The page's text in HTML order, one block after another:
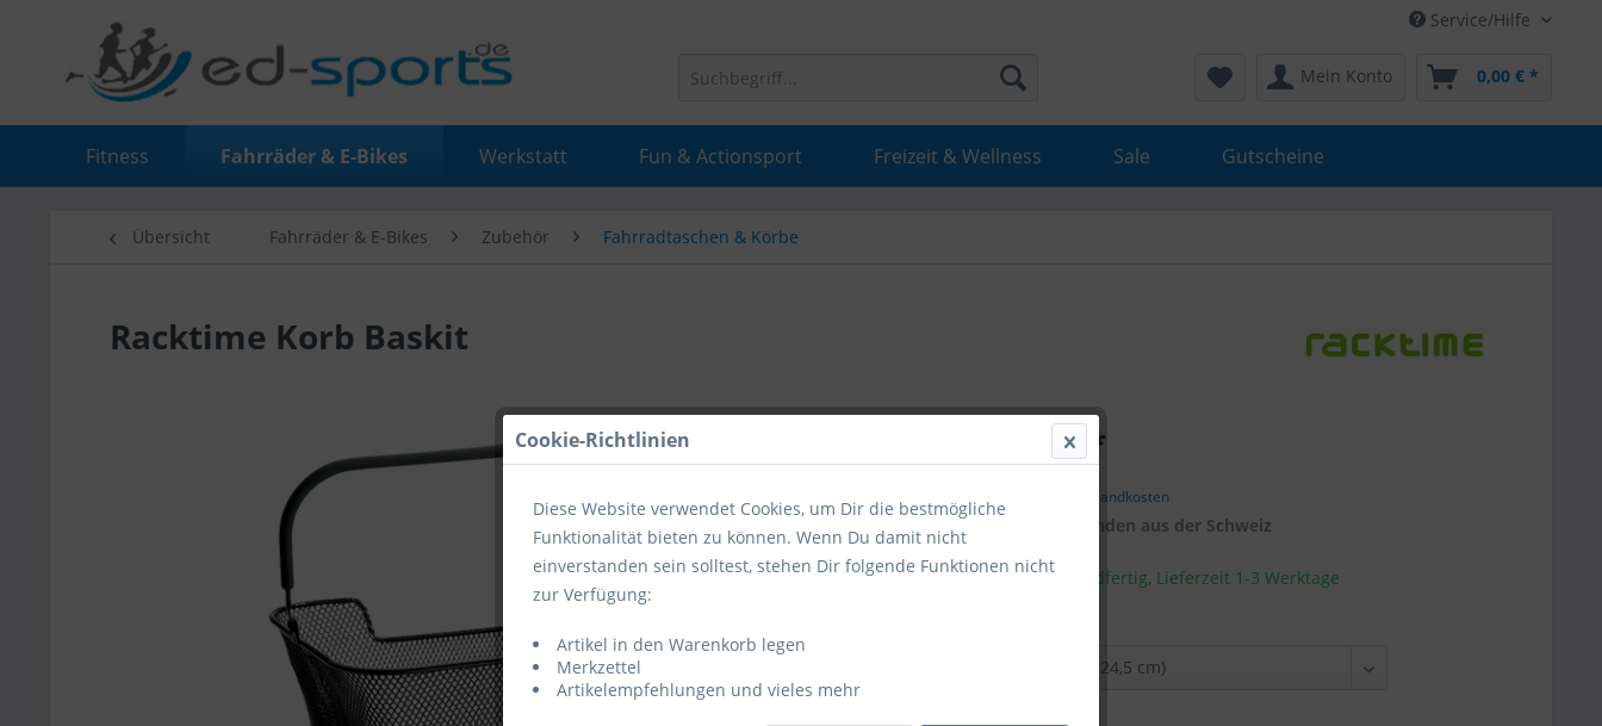
Service/Hilfe
Mein Konto 0,00 € *
Fitness Fahrräder & E-Bikes Werkstatt Fun & Actionsport Freizeit & Wellness Sale Gutscheine
Übersicht Fahrräder & E-Bikes Zubehör Fahrradtaschen & Körbe
Racktime Korb Baskit
42,99 € *
inkl. Versandkosten
Kunden aus der Schweiz
Sofort versandfertig, Lieferzeit 1-3 Werktage
Cookie-Richtlinien
Diese Website verwendet Cookies, um Dir die bestmögliche
Funktionalität bieten zu können. Wenn Du damit nicht
einverstanden sein solltest, stehen Dir folgende Funktionen nicht
zur Verfügung:
Artikel in den Warenkorb legen
Merkzettel
Artikelempfehlungen und vieles mehr